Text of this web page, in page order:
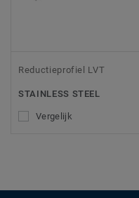
Reductieprofiel LVT
STAINLESS STEEL
Vergelijk